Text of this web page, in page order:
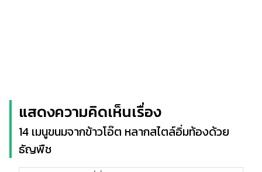
แสดงความคิดเห็นเรื่อง
14 เมนูขนมจากข้าวโอ๊ต หลากสไตล์อิ่มท้องด้วย
ธัญพืช